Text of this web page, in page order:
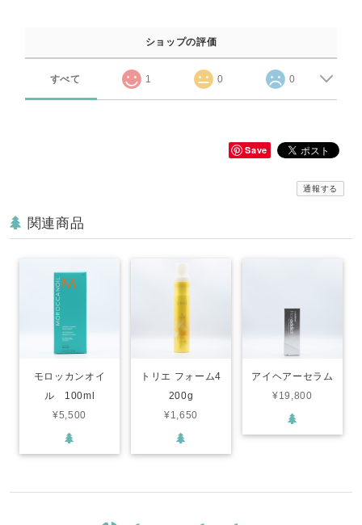
ショップの評価
すべて 1 0 0
Save
通報する
関連商品
モロッカンオイ
ル 100ml
¥5,500
トリエ フォーム4
200g
¥1,650
アイヘアーセラム
¥19,800